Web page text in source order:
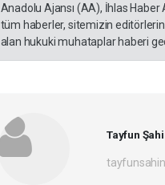
Anadolu Ajansı (AA), İhlas Haber
tüm haberler, sitemizin
alan hukuki muhataplar haberi
Tayfun